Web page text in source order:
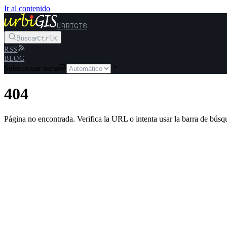
Ir al contenido
URBIGIS
BuscarCtrlK
RSS
BLOG
Seleccionar tema
404
Página no encontrada. Verifica la URL o intenta usar la barra de